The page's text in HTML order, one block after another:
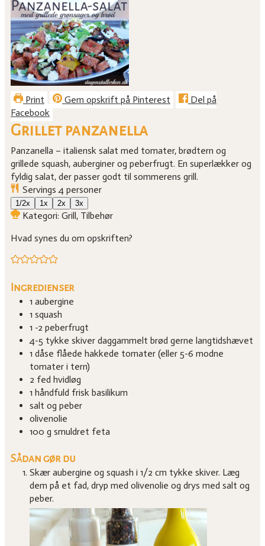
Print Gem opskrift på Pinterest
Del på
Facebook
Grillet panzanella
Panzanella – italiensk salat med tomater, brødtern og
grillede squash, auberginer og peberfrugt. En superlækker og
fyldig salat, der passer godt til sommerens grill.
Servings4 personer
1/2x 1x 2x 3x
Kategori: Grill, Tilbehør
Hvad synes du om opskriften?
Ingredienser
1 aubergine
1 squash
1 -2 peberfrugt
4-5 tykke skiver daggammelt brød gerne langtidshævet
1 dåse flåede hakkede tomater (eller 5-6 modne
tomater i tern)
2 fed hvidløg
1 håndfuld frisk basilikum
salt og peber
olivenolie
100 g smuldret feta
Sådan gør du
Skær aubergine og squash i 1/2 cm tykke skiver. Læg
dem på et fad, dryp med olivenolie og drys med salt og
peber.